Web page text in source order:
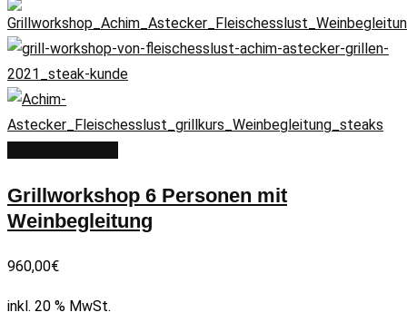
Grillworkshop 6 Personen mit
Weinbegleitung
960,00€
inkl. 20 % MwSt.